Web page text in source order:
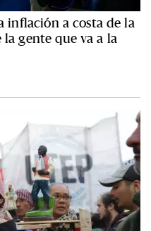
inflación a costa de la
gente que va a la